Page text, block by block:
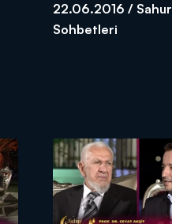
22.06.2016 / Sahur
Sohbetleri